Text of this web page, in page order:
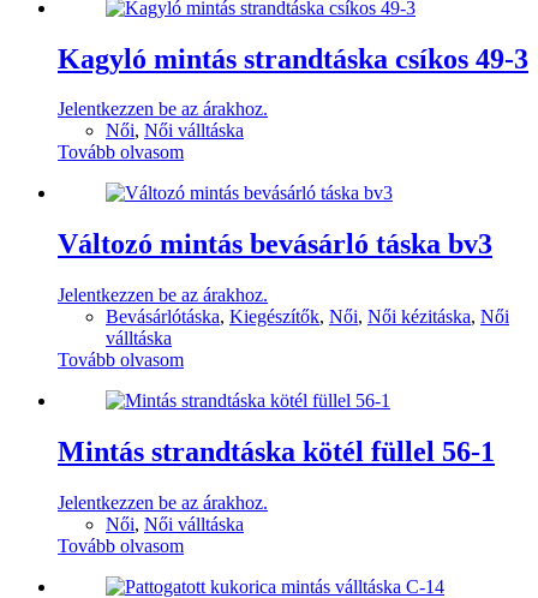
Kagyló mintás strandtáska csíkos 49-3
Jelentkezzen be az árakhoz.
Női, Női válltáska
Tovább olvasom
Változó mintás bevásárló táska bv3
Jelentkezzen be az árakhoz.
Bevásárlótáska, Kiegészítők, Női, Női kézitáska, Női
válltáska
Tovább olvasom
Mintás strandtáska kötél füllel 56-1
Jelentkezzen be az árakhoz.
Női, Női válltáska
Tovább olvasom